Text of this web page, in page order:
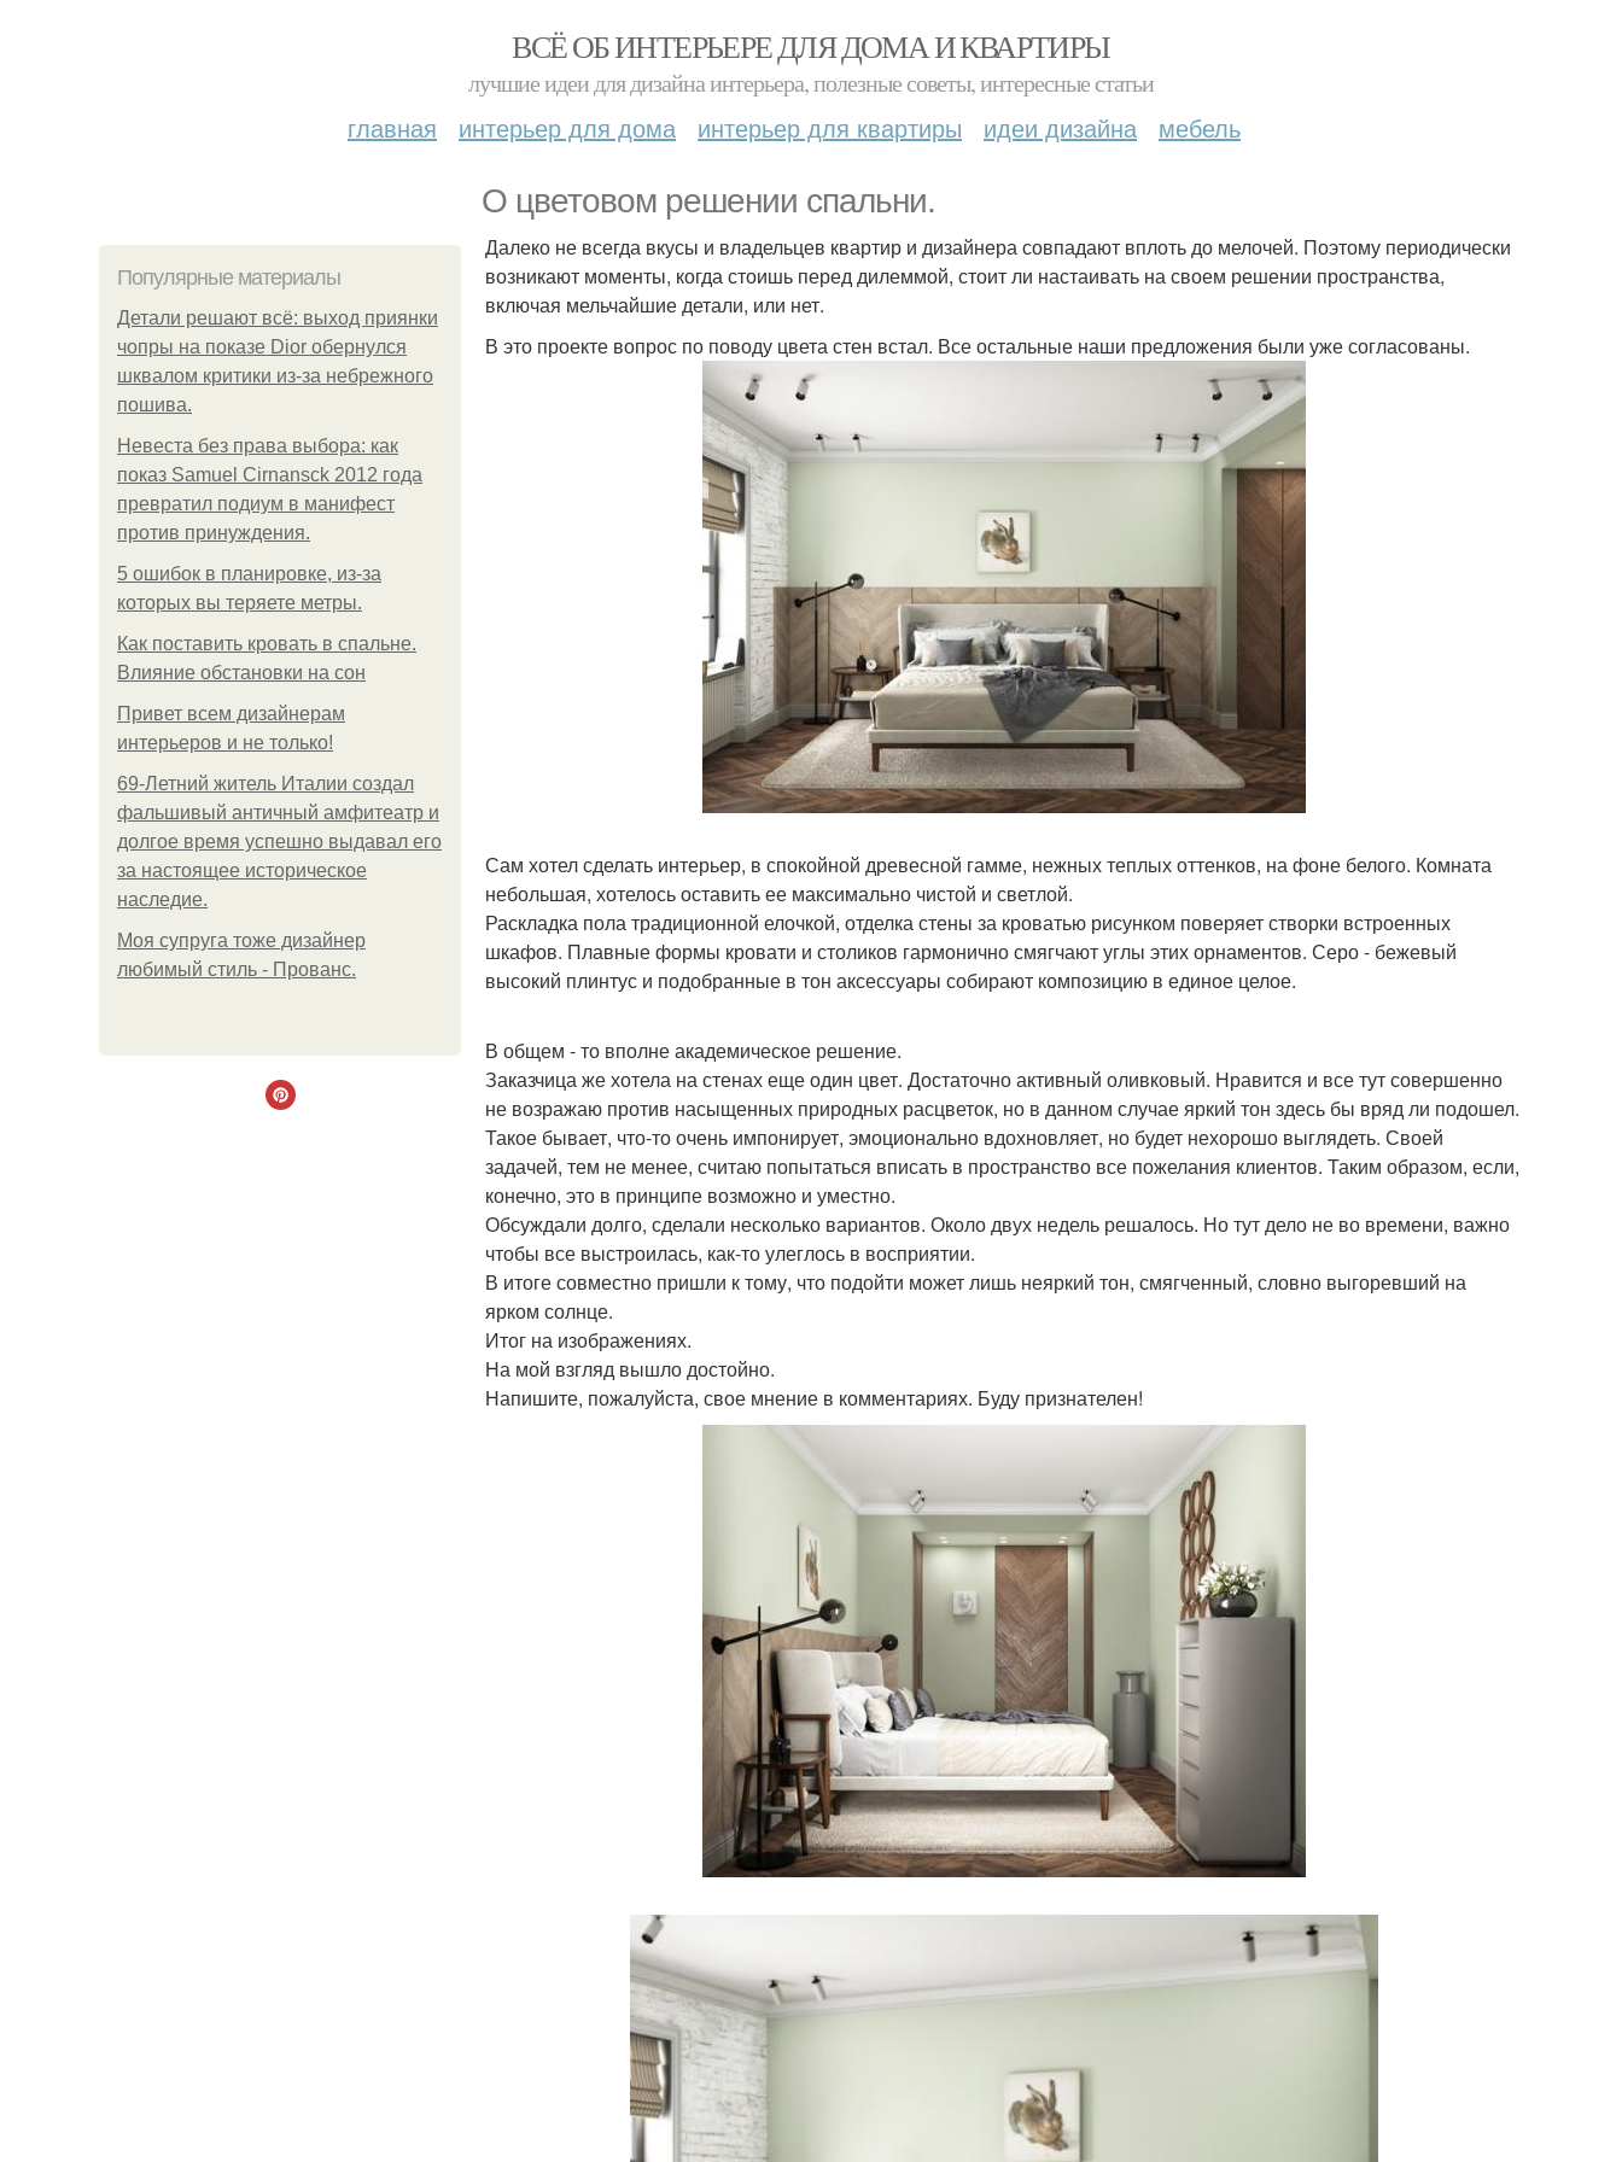
ВСЁ ОБ ИНТЕРЬЕРЕ ДЛЯ ДОМА И КВАРТИРЫ
лучшие идеи для дизайна интерьера, полезные советы, интересные статьи
главная интерьер для дома интерьер для квартиры идеи дизайна мебель
О цветовом решении спальни.
Популярные материалы
Детали решают всё: выход приянки
чопры на показе Dior обернулся
шквалом критики из-за небрежного
пошива.
Невеста без права выбора: как
показ Samuel Cirnansck 2012 года
превратил подиум в манифест
против принуждения.
5 ошибок в планировке, из-за
которых вы теряете метры.
Как поставить кровать в спальне.
Влияние обстановки на сон
Привет всем дизайнерам
интерьеров и не только!
69-Летний житель Италии создал
фальшивый античный амфитеатр и
долгое время успешно выдавал его
за настоящее историческое
наследие.
Моя супруга тоже дизайнер
любимый стиль - Прованс.
Далеко не всегда вкусы и владельцев квартир и дизайнера совпадают вплоть до мелочей. Поэтому периодически
возникают моменты, когда стоишь перед дилеммой, стоит ли настаивать на своем решении пространства,
включая мельчайшие детали, или нет.
В это проекте вопрос по поводу цвета стен встал. Все остальные наши предложения были уже согласованы.
Сам хотел сделать интерьер, в спокойной древесной гамме, нежных теплых оттенков, на фоне белого. Комната
небольшая, хотелось оставить ее максимально чистой и светлой.
Раскладка пола традиционной елочкой, отделка стены за кроватью рисунком поверяет створки встроенных
шкафов. Плавные формы кровати и столиков гармонично смягчают углы этих орнаментов. Серо - бежевый
высокий плинтус и подобранные в тон аксессуары собирают композицию в единое целое.
В общем - то вполне академическое решение.
Заказчица же хотела на стенах еще один цвет. Достаточно активный оливковый. Нравится и все тут совершенно
не возражаю против насыщенных природных расцветок, но в данном случае яркий тон здесь бы вряд ли подошел.
Такое бывает, что-то очень импонирует, эмоционально вдохновляет, но будет нехорошо выглядеть. Своей
задачей, тем не менее, считаю попытаться вписать в пространство все пожелания клиентов. Таким образом, если,
конечно, это в принципе возможно и уместно.
Обсуждали долго, сделали несколько вариантов. Около двух недель решалось. Но тут дело не во времени, важно
чтобы все выстроилась, как-то улеглось в восприятии.
В итоге совместно пришли к тому, что подойти может лишь неяркий тон, смягченный, словно выгоревший на
ярком солнце.
Итог на изображениях.
На мой взгляд вышло достойно.
Напишите, пожалуйста, свое мнение в комментариях. Буду признателен!